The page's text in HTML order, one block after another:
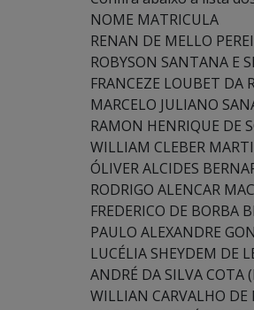
NOME MATRICULA
RENAN DE MELLO
ROBYSON SANTANA E
FRANCEZE LOUBET DA
MARCELO JULIANO
RAMON HENRIQUE DE
WILLIAM CLEBER
ÓLIVER ALCIDES
RODRIGO ALENCAR
FREDERICO DE BORBA
PAULO ALEXANDRE
LUCÉLIA SHEYDEM DE
ANDRÉ DA SILVA COTA
WILLIAN CARVALHO